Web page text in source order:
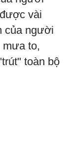
vài
của người
mưa to,
toàn bộ